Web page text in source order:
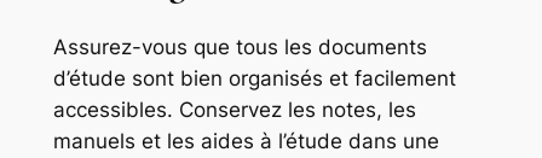
Assurez-vous que tous les documents
d’étude sont bien organisés et facilement
accessibles. Conservez les notes, les
manuels et les aides à l’étude dans une